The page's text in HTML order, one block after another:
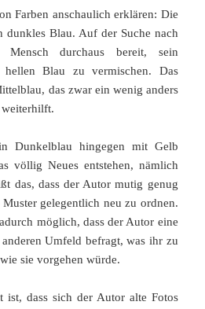
Farben anschaulich erklären: Die
dunkles Blau. Auf der Suche nach
durchaus bereit, sein
Blau zu vermischen. Das
das zwar ein wenig anders
Dunkelblau hingegen mit Gelb
völlig Neues entstehen, nämlich
das, dass der Autor mutig genug
gelegentlich neu zu ordnen.
möglich, dass der Autor eine
Umfeld befragt, was ihr zu
sie vorgehen würde.
ist, dass sich der Autor alte Fotos